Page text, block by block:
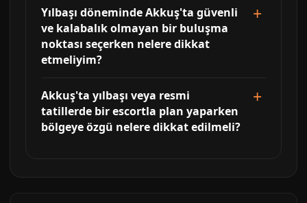
Yılbaşı döneminde Akkuş'ta güvenli
ve kalabalık olmayan bir buluşma
noktası seçerken nelere dikkat
etmeliyim?
Akkuş'ta yılbaşı veya resmi
tatillerde bir escortla plan yaparken
bölgeye özgü nelere dikkat edilmeli?